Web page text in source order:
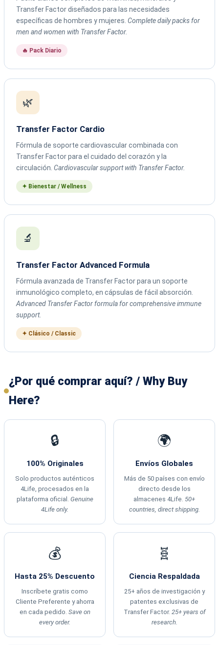
Transfer Factor diseñados para las necesidades
específicas de hombres y mujeres. Complete daily packs for
men and women with Transfer Factor.
🔥 Pack Diario
🌿
Transfer Factor Cardio
Fórmula de soporte cardiovascular combinada con
Transfer Factor para el cuidado del corazón y la
circulación. Cardiovascular support with Transfer Factor.
✦ Bienestar / Wellness
🔬
Transfer Factor Advanced Formula
Fórmula avanzada de Transfer Factor para un soporte
inmunológico completo, en cápsulas de fácil absorción.
Advanced Transfer Factor formula for comprehensive immune
support.
✦ Clásico / Classic
¿Por qué comprar aquí? / Why Buy
Here?
🔒
100% Originales
Solo productos auténticos
4Life, procesados en la
plataforma oficial. Genuine
4Life only.
🌍
Envíos Globales
Más de 50 países con envío
directo desde los
almacenes 4Life. 50+
countries, direct shipping.
💰
Hasta 25% Descuento
Inscríbete gratis como
Cliente Preferente y ahorra
en cada pedido. Save on
every order.
🧬
Ciencia Respaldada
25+ años de investigación y
patentes exclusivas de
Transfer Factor. 25+ years of
research.